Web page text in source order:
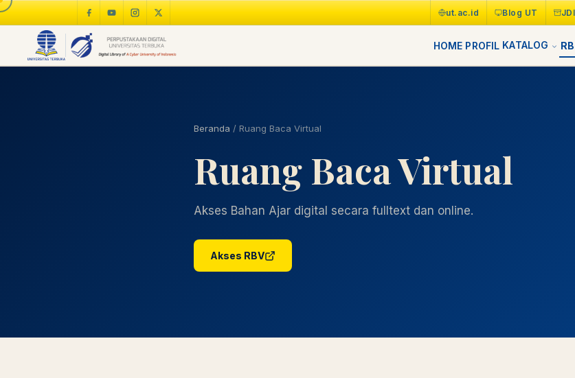
ut.ac.id Blog UT
HOME PROFIL KATALOG
Beranda / Ruang Baca Virtual
Ruang Baca Virtual
Akses Bahan Ajar digital secara fulltext dan online.
Akses RBV